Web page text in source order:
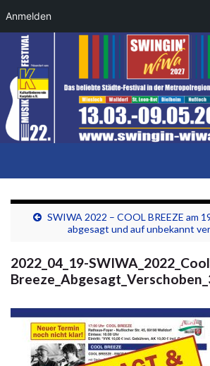
Anmelden
SWIWA 2022 – COOL BREEZE am
abgesagt und auf unbekannt
2022_04_19-